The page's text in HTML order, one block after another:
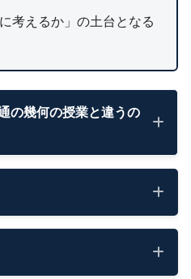
考えるか」の土台となる
の幾何の授業と違うの